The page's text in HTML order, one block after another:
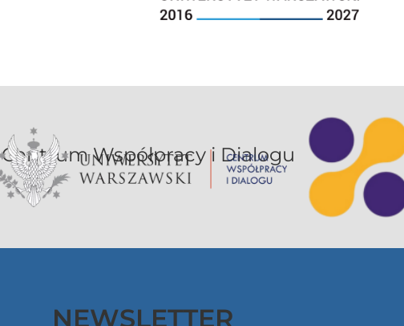
Inkubator UW jest sekcją Centrum Współpracy i Dialogu
NEWSLETTER